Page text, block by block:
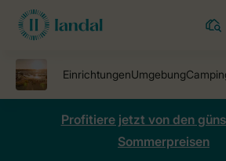
Profitiere jetzt von den
Sommerpreisen